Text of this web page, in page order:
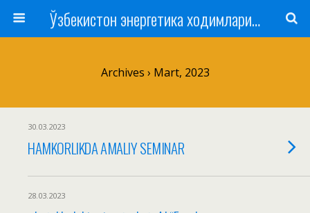
Ўзбекистон энергетика ходимлари касаба уюшмаси
Archives › Mart, 2023
30.03.2023
HAMKORLIKDA AMALIY SEMINAR
28.03.2023